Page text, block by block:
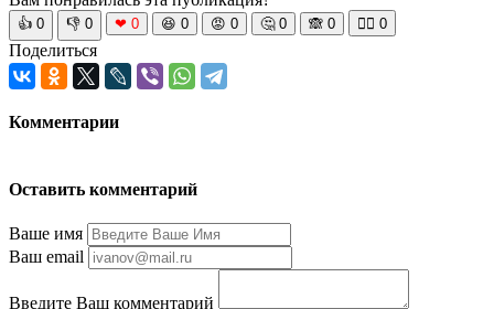
👍 0 👎 0 ❤ 0 😆 0 😡 0 🤔 0 🙈 0 🧘‍♀️ 0
Поделиться
Комментарии
Оставить комментарий
Ваше имя
Ваш email
Введите Ваш комментарий